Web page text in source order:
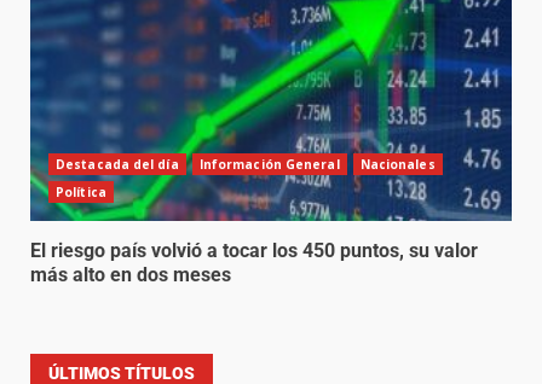
Destacada del día Información General
Nacionales
Política
El riesgo país volvió a tocar los 450 puntos, su valor
más alto en dos meses
ÚLTIMOS TÍTULOS